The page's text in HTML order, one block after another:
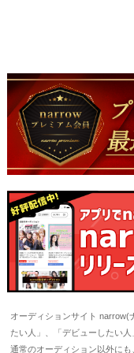
オーディションサイト narrow(
たい人」、「デビューしたい
通常のオーディション以外に